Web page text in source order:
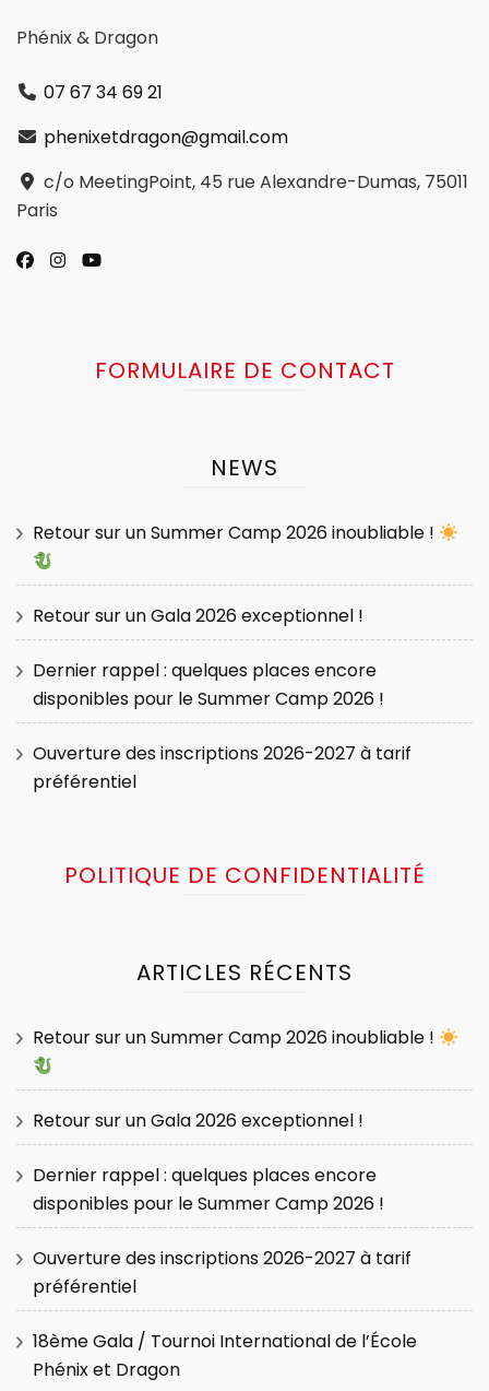
Phénix & Dragon
07 67 34 69 21
phenixetdragon@gmail.com
c/o MeetingPoint, 45 rue Alexandre-Dumas, 75011
Paris
FORMULAIRE DE CONTACT
NEWS
Retour sur un Summer Camp 2026 inoubliable !
Retour sur un Gala 2026 exceptionnel !
Dernier rappel : quelques places encore
disponibles pour le Summer Camp 2026 !
Ouverture des inscriptions 2026-2027 à tarif
préférentiel
POLITIQUE DE CONFIDENTIALITÉ
ARTICLES RÉCENTS
Retour sur un Summer Camp 2026 inoubliable !
Retour sur un Gala 2026 exceptionnel !
Dernier rappel : quelques places encore
disponibles pour le Summer Camp 2026 !
Ouverture des inscriptions 2026-2027 à tarif
préférentiel
18ème Gala / Tournoi International de l’École
Phénix et Dragon